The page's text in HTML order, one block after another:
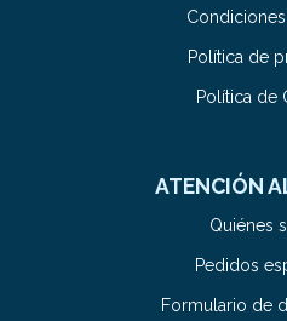
Política de
Política de
ATENCIÓN
Quiénes
Pedidos
Formulario de